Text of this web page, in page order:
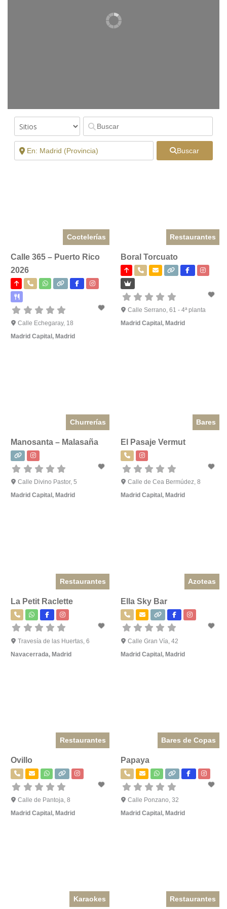
Buscar
Coctelerías
Calle 365 – Puerto Rico
2026
Calle Echegaray, 18
Madrid Capital, Madrid
Restaurantes
Boral Torcuato
Calle Serrano, 61 - 4ª planta
Madrid Capital,Madrid
Churrerías
Manosanta – Malasaña
Calle Divino Pastor, 5
Madrid Capital , Madrid
Bares
El Pasaje Vermut
Calle de Cea Bermúdez, 8
Madrid Capital , Madrid
Restaurantes
La Petit Raclette
Travesía de las Huertas, 6
Navacerrada, Madrid
Azoteas
Ella Sky Bar
Calle Gran Vía, 42
Madrid Capital,Madrid
Restaurantes
Ovillo
Calle de Pantoja, 8
Madrid Capital , Madrid
Bares de Copas
Papaya
Calle Ponzano, 32
Madrid Capital , Madrid
Karaokes Restaurantes